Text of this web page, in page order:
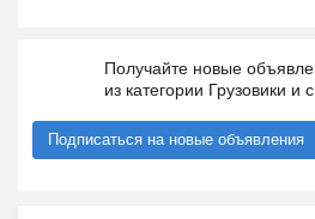
Получайте новые
из категории Грузовики и
Подписаться на новые объявления